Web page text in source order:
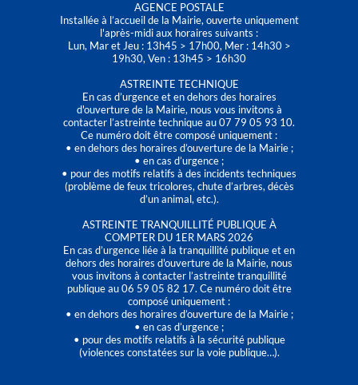
AGENCE POSTALE
Installée à l’accueil de la Mairie, ouverte uniquement
l'après-midi aux horaires suivants :
Lun, Mar et Jeu : 13h45 > 17h00, Mer : 14h30 >
19h30, Ven : 13h45 > 16h30
ASTREINTE TECHNIQUE
En cas d’urgence et en dehors des horaires
d'ouverture de la Mairie, nous vous invitons à
contacter l’astreinte technique au 07 79 05 93 10.
Ce numéro doit être composé uniquement :
• en dehors des horaires d’ouverture de la Mairie ;
• en cas d’urgence ;
• pour des motifs relatifs à des incidents techniques
(problème de feux tricolores, chute d’arbres, décès
d’un animal, etc.).
ASTREINTE TRANQUILLITÉ PUBLIQUE À
COMPTER DU 1ER MARS 2026
En cas d’urgence liée à la tranquillité publique et en
dehors des horaires d'ouverture de la Mairie, nous
vous invitons à contacter l’astreinte tranquillité
publique au 06 59 05 82 17. Ce numéro doit être
composé uniquement :
• en dehors des horaires d’ouverture de la Mairie ;
• en cas d’urgence ;
• pour des motifs relatifs à la sécurité publique
(violences constatées sur la voie publique…).